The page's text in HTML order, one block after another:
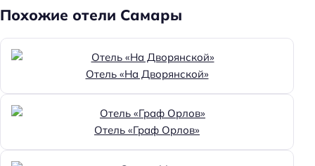
Доступность
Доступность входа на инвалидной коляске:
Хорошее место
Похожие отели Самары
Отель «На Дворянской»
Отель «Граф Орлов»